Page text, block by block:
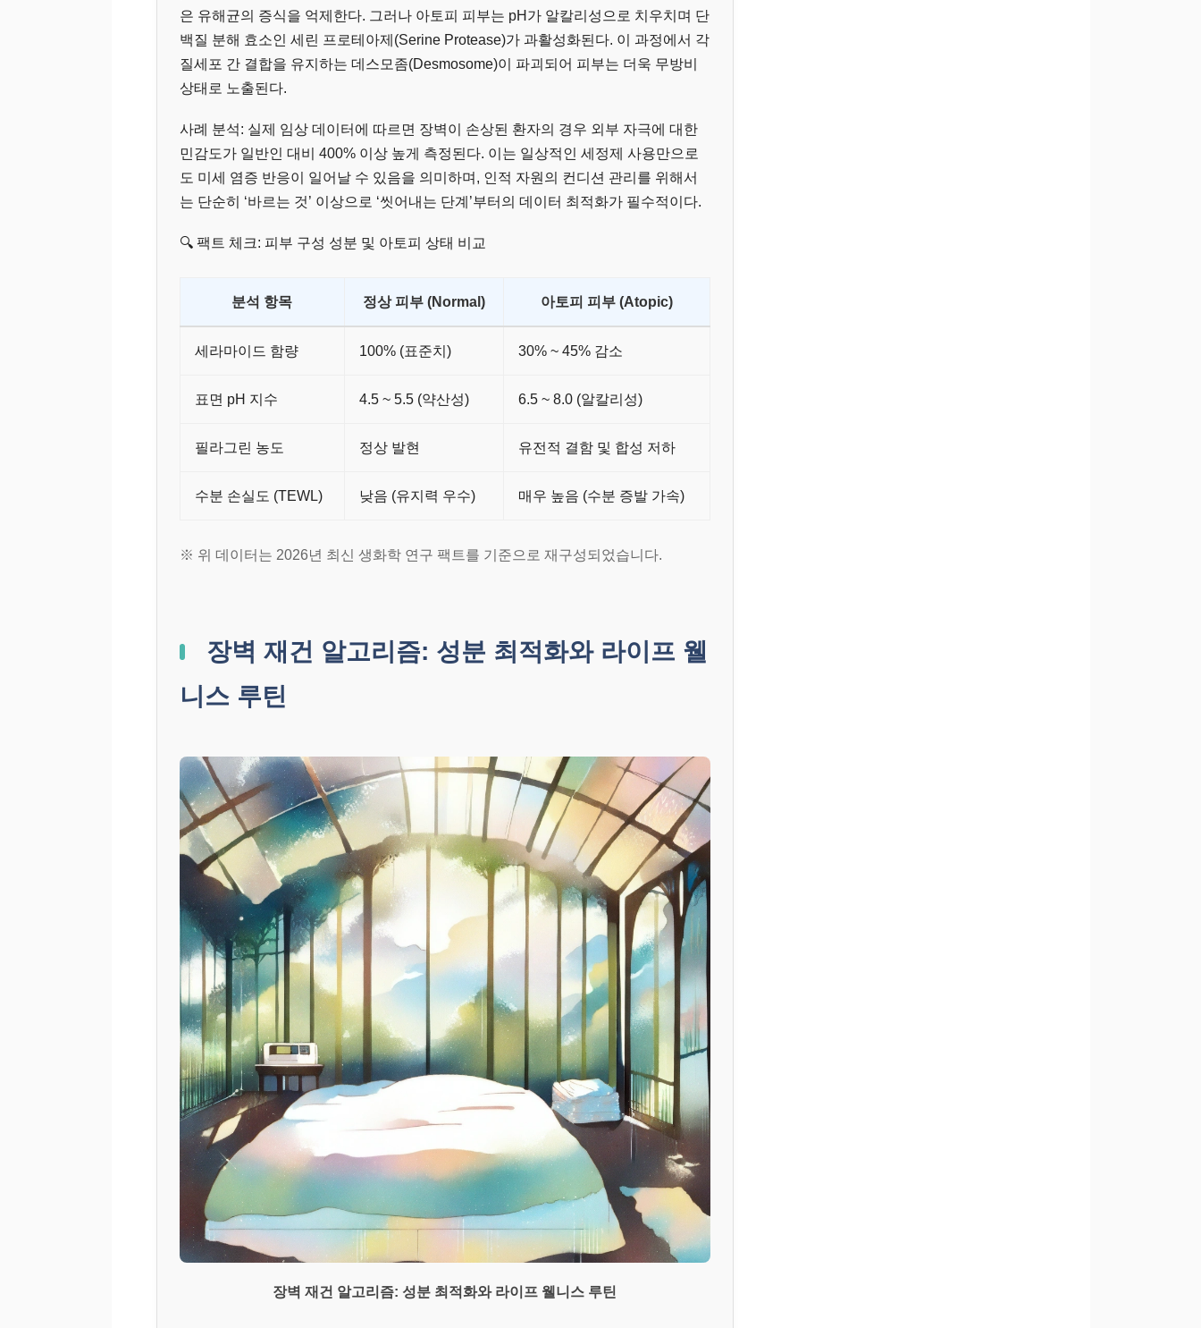
은 유해균의 증식을 억제한다. 그러나 아토피 피부는 pH가 알칼리성으로 치우치며 단
백질 분해 효소인 세린 프로테아제(Serine Protease)가 과활성화된다. 이 과정에서 각
질세포 간 결합을 유지하는 데스모좀(Desmosome)이 파괴되어 피부는 더욱 무방비
상태로 노출된다.
사례 분석: 실제 임상 데이터에 따르면 장벽이 손상된 환자의 경우 외부 자극에 대한
민감도가 일반인 대비 400% 이상 높게 측정된다. 이는 일상적인 세정제 사용만으로
도 미세 염증 반응이 일어날 수 있음을 의미하며, 인적 자원의 컨디션 관리를 위해서
는 단순히 ‘바르는 것’ 이상으로 ‘씻어내는 단계’부터의 데이터 최적화가 필수적이다.
🔍 팩트 체크: 피부 구성 성분 및 아토피 상태 비교
분석 항목 정상 피부 (Normal) 아토피 피부 (Atopic)
세라마이드 함량 100% (표준치) 30% ~ 45% 감소
표면 pH 지수 4.5 ~ 5.5 (약산성) 6.5 ~ 8.0 (알칼리성)
필라그린 농도 정상 발현 유전적 결함 및 합성 저하
수분 손실도 (TEWL) 낮음 (유지력 우수) 매우 높음 (수분 증발 가속)
※ 위 데이터는 2026년 최신 생화학 연구 팩트를 기준으로 재구성되었습니다.
장벽 재건 알고리즘: 성분 최적화와 라이프 웰
니스 루틴
장벽 재건 알고리즘: 성분 최적화와 라이프 웰니스 루틴